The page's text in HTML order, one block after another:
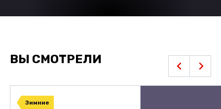
ВЫ СМОТРЕЛИ
Зимние